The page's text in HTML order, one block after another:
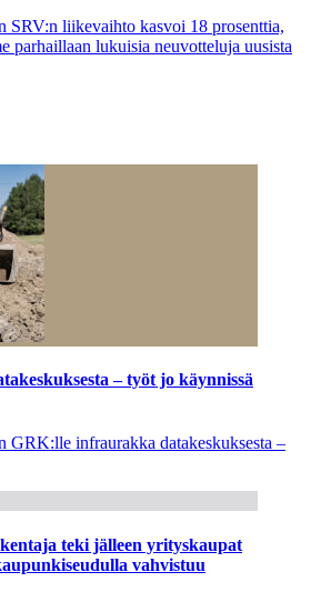
SRV:n liikevaihto kasvoi 18 prosenttia,
parhaillaan lukuisia neuvotteluja uusista
– työt jo käynnissä
GRK:lle infraurakka datakeskuksesta –
teki jälleen yrityskaupat
vahvistuu